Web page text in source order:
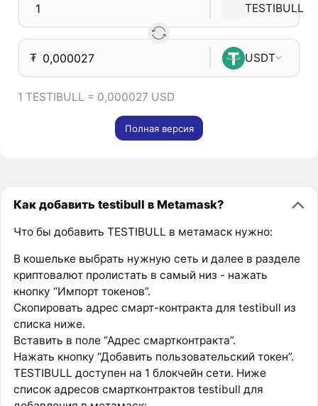
TESTIBULL
₮ USDT
1 TESTIBULL = 0,000027 USD
Полная версия
Как добавить testibull в Metamask?
Что бы добавить TESTIBULL в метамаск нужно:
В кошельке выбрать нужную сеть и далее в разделе
криптовалют пролистать в самый низ - нажать
кнопку “Импорт токенов”.
Скопировать адрес смарт-контракта для testibull из
списка ниже.
Вставить в поле “Адрес смартконтракта”.
Нажать кнопку “Добавить пользовательский токен”.
TESTIBULL доступен на 1 блокчейн сети. Ниже
список адресов смартконтрактов testibull для